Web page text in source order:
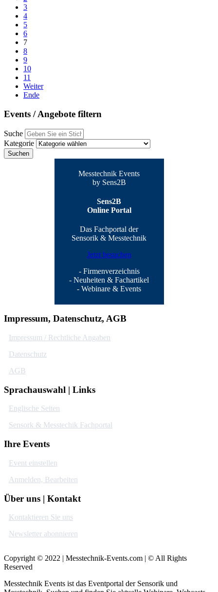
3
4
5
6
7
8
9
10
11
Weiter
Ende
Events / Angebote filtern
Suche
Kategorie
Suchen
Messtechnik Events
by Sens2B
Sens2B
Online Portal
Das Fachportal der
Sensorik & Messtechnik
Jetzt besuchen
- Firmenverzeichnis
- Neuheiten & Fachartikel
- Webinare & Events
Impressum, Datenschutz, AGB
Impressum / Rechtliche Angaben
Datenschutz
AGB
Sprachauswahl | Links
Englische Seiten
Sensork & Messtechik Fachportal
Ihre Events
Event einstellen
Anmelden, Bearbeiten
Über uns | Kontakt
Kontaktieren Sie uns
Newsletter abonnieren
Copyright © 2022 | Messtechnik-Events.com | © All Rights
Reserved
Messtechnik Events ist das Eventportal der Sensorik und